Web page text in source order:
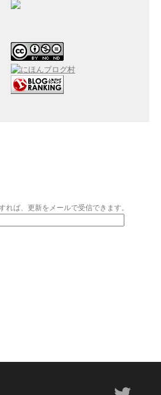
れば、更新をメールで受信できます。